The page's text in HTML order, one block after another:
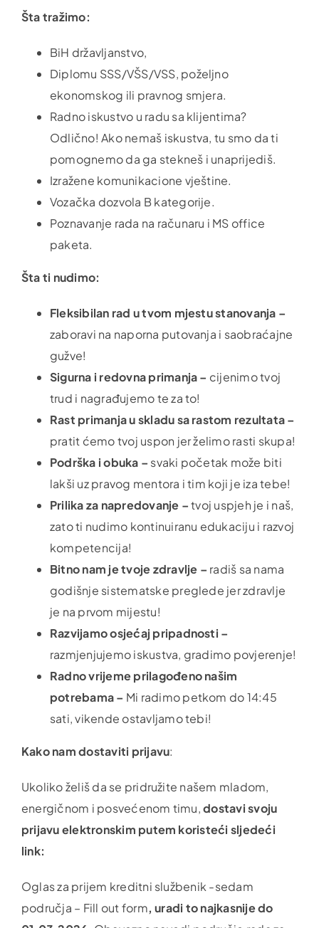
Šta tražimo:
BiH državljanstvo,
Diplomu SSS/VŠS/VSS, poželjno
ekonomskog ili pravnog smjera.
Radno iskustvo u radu sa klijentima?
Odlično! Ako nemaš iskustva, tu smo da ti
pomognemo da ga stekneš i unaprijediš.
Izražene komunikacione vještine.
Vozačka dozvola B kategorije.
Poznavanje rada na računaru i MS office
paketa.
Šta ti nudimo:
Fleksibilan rad u tvom mjestu stanovanja –
zaboravi na naporna putovanja i saobraćajne
gužve!
Sigurna i redovna primanja – cijenimo tvoj
trud i nagrađujemo te za to!
Rast primanja u skladu sa rastom rezultata –
pratit ćemo tvoj uspon jer želimo rasti skupa!
Podrška i obuka – svaki početak može biti
lakši uz pravog mentora i tim koji je iza tebe!
Prilika za napredovanje –tvoj uspjeh je i naš,
zato ti nudimo kontinuiranu edukaciju i razvoj
kompetencija!
Bitno nam je tvoje zdravlje – radiš sa nama
godišnje sistematske preglede jer zdravlje
je na prvom mijestu!
Razvijamo osjećaj pripadnosti –
razmjenjujemo iskustva, gradimo povjerenje!
Radno vrijeme prilagođeno našim
potrebama – Mi radimo petkom do 14:45
sati, vikende ostavljamo tebi!
Kako nam dostaviti prijavu:
Ukoliko želiš da se pridružite našem mladom,
energičnom i posvećenom timu,dostavi svoju
prijavu elektronskim putem koristeći sljedeći
link:
Oglas za prijem kreditni službenik -sedam
područja – Fill out form, uradi to najkasnijedo